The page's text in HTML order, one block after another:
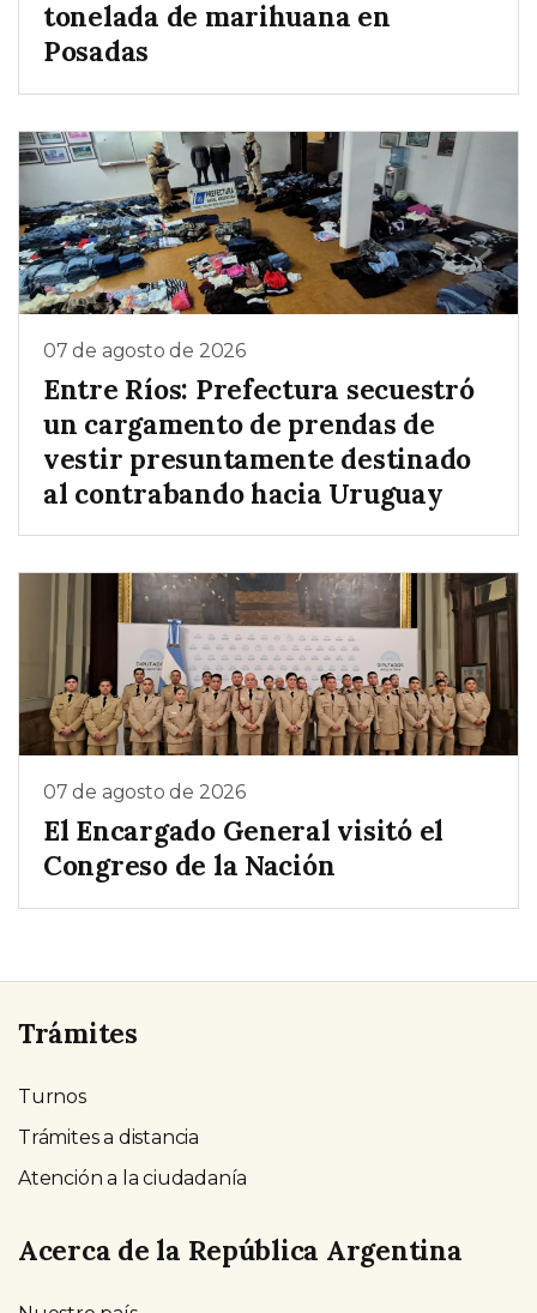
tonelada de marihuana en
Posadas
07 de agosto de 2026
Entre Ríos: Prefectura secuestró
un cargamento de prendas de
vestir presuntamente destinado
al contrabando hacia Uruguay
07 de agosto de 2026
El Encargado General visitó el
Congreso de la Nación
Trámites
Turnos
Trámites a distancia
Atención a la ciudadanía
Acerca de la República Argentina